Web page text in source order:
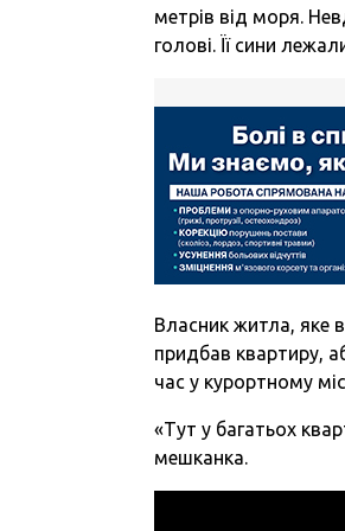
метрів від моря.
голові. Її сини
Власник житла, яке
придбав квартиру,
час у курортному
«Тут у багатьох
мешканка.